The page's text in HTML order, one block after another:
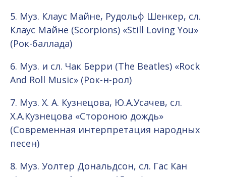
5. Муз. Клаус Майне, Рудольф Шенкер, сл.
Клаус Майне (Scorpions) «Still Loving You»
(Рок-баллада)
6. Муз. и сл. Чак Берри (The Beatles) «Rock
And Roll Music» (Рок-н-рол)
7. Муз. Х. А. Кузнецова, Ю.А.Усачев, сл.
Х.А.Кузнецова «Стороною дождь»
(Современная интерпретация народных
песен)
8. Муз. Уолтер Дональдсон, сл. Гас Кан